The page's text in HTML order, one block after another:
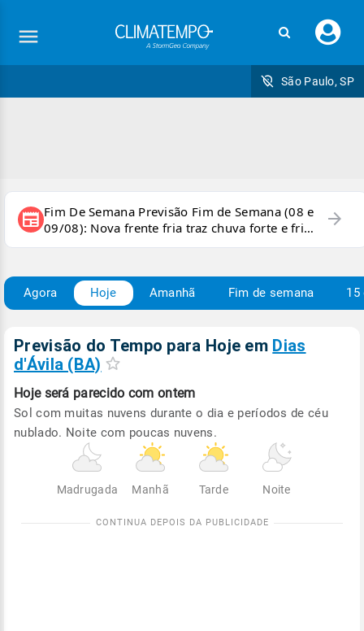
seu
São Paulo, SP
newspaper Fim De Semana Previsão Fim de Semana (08 e
09/08): Nova frente fria traz chuva forte e frio
para áreas do país
arrow_forward
Agora Hoje Amanhã Fim de semana 15
Previsão do Tempo para Hoje em Dias
d'Ávila (BA)
Hoje será parecido com ontem
Sol com muitas nuvens durante o dia e períodos de céu
nublado. Noite com poucas nuvens.
Madrugada Manhã Tarde Noite